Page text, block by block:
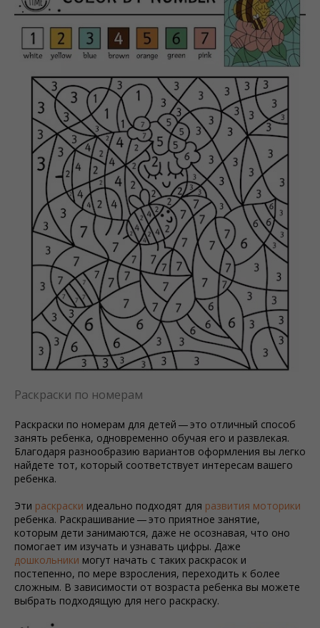
Раскраски по номерам
Раскраски по номерам для детей — это отличный способ
занять ребенка, одновременно обучая его и развлекая.
Благодаря разнообразию вариантов оформления вы легко
найдете тот, который соответствует интересам вашего
ребенка.
Эти раскраски идеально подходят для развития моторики
ребенка. Раскрашивание — это приятное занятие,
которым дети занимаются, даже не осознавая, что оно
помогает им изучать и узнавать цифры. Даже
дошкольники могут начать с таких раскрасок и
постепенно, по мере взросления, переходить к более
сложным. В зависимости от возраста ребенка вы можете
выбрать подходящую для него раскраску.